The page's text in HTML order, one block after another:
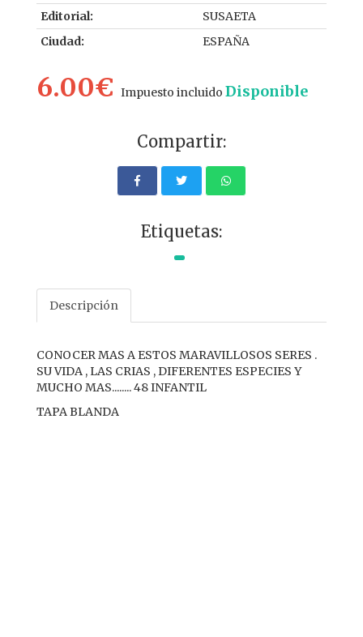
Editorial:
SUSAETA
Ciudad:
ESPAÑA
6.00€ Impuesto incluido Disponible
Compartir:
Etiquetas:
Descripción
CONOCER MAS A ESTOS MARAVILLOSOS SERES .
SU VIDA , LAS CRIAS , DIFERENTES ESPECIES Y
MUCHO MAS........ 48 INFANTIL
TAPA BLANDA